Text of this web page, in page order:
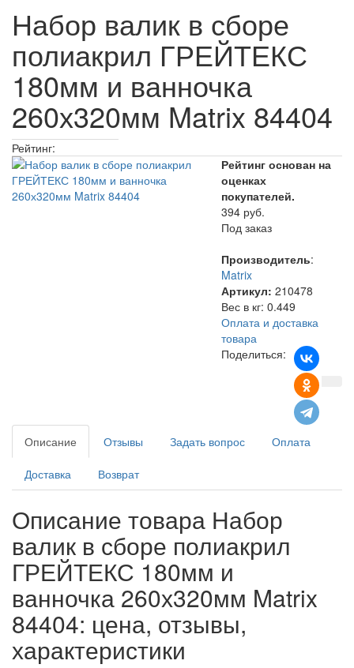
Набор валик в сборе
полиакрил ГРЕЙТЕКС
180мм и ванночка
260х320мм Matrix 84404
Рейтинг:
Рейтинг основан на
оценках
покупателей.
394 руб.
Под заказ
Производитель:
Matrix
Артикул: 210478
Вес в кг: 0.449
Оплата и доставка
товара
Поделиться:
Описание Отзывы Задать вопрос Оплата
Доставка Возврат
Описание товара Набор
валик в сборе полиакрил
ГРЕЙТЕКС 180мм и
ванночка 260х320мм Matrix
84404: цена, отзывы,
характеристики